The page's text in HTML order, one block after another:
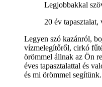
Legjobbakkal
20 év tapasztalat,
Legyen szó kazánról,
vízmelegítőről, cirkó
örömmel állnak az Ön
éves tapasztalattal és
és mi örömmel segítünk.